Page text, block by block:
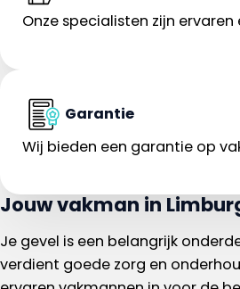
Onze specialisten zijn
Garantie
Wij bieden een garantie op
Jouw vakman in
Je gevel is een belangrijk
verdient goede zorg en